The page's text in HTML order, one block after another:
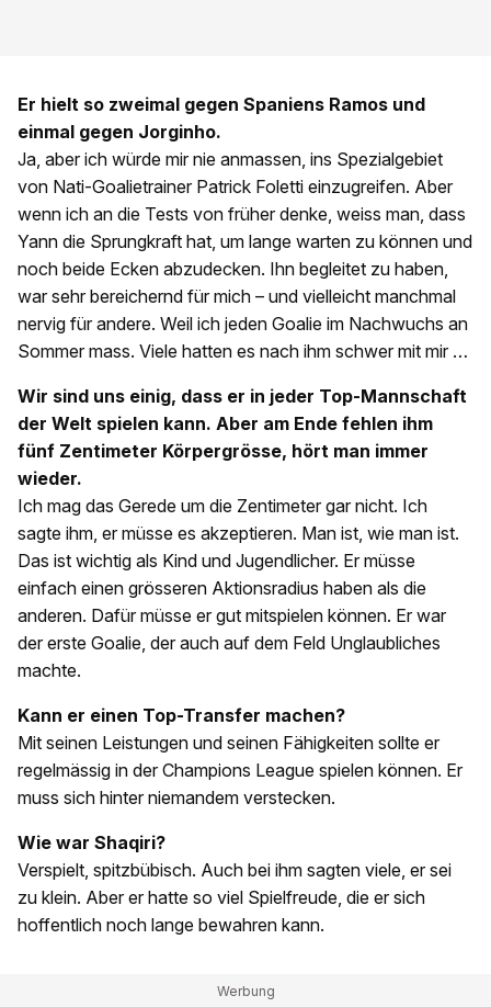
Er hielt so zweimal gegen Spaniens Ramos und
einmal gegen Jorginho.
Ja, aber ich würde mir nie anmassen, ins Spezialgebiet
von Nati-Goalietrainer Patrick Foletti einzugreifen. Aber
wenn ich an die Tests von früher denke, weiss man, dass
Yann die Sprungkraft hat, um lange warten zu können und
noch beide Ecken abzudecken. Ihn begleitet zu haben,
war sehr bereichernd für mich – und vielleicht manchmal
nervig für andere. Weil ich jeden Goalie im Nachwuchs an
Sommer mass. Viele hatten es nach ihm schwer mit mir …
Wir sind uns einig, dass er in jeder Top-Mannschaft
der Welt spielen kann. Aber am Ende fehlen ihm
fünf Zentimeter Körpergrösse, hört man immer
wieder.
Ich mag das Gerede um die Zentimeter gar nicht. Ich
sagte ihm, er müsse es akzeptieren. Man ist, wie man ist.
Das ist wichtig als Kind und Jugendlicher. Er müsse
einfach einen grösseren Aktionsradius haben als die
anderen. Dafür müsse er gut mitspielen können. Er war
der erste Goalie, der auch auf dem Feld Unglaubliches
machte.
Kann er einen Top-Transfer machen?
Mit seinen Leistungen und seinen Fähigkeiten sollte er
regelmässig in der Champions League spielen können. Er
muss sich hinter niemandem verstecken.
Wie war Shaqiri?
Verspielt, spitzbübisch. Auch bei ihm sagten viele, er sei
zu klein. Aber er hatte so viel Spielfreude, die er sich
hoffentlich noch lange bewahren kann.